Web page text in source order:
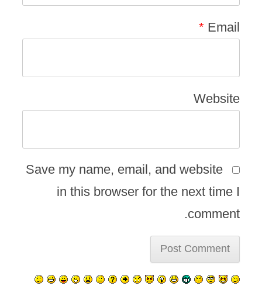
Email
*
Website
Save my name, email, and website
in this browser for the next time I
comment.